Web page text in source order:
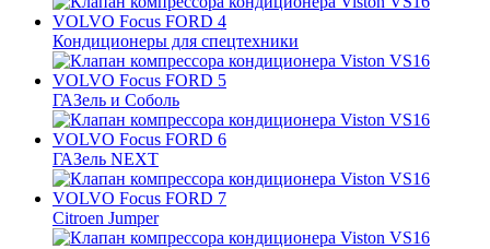
Кондиционеры для спецтехники
ГАЗель и Соболь
ГАЗель NEXT
Citroen Jumper